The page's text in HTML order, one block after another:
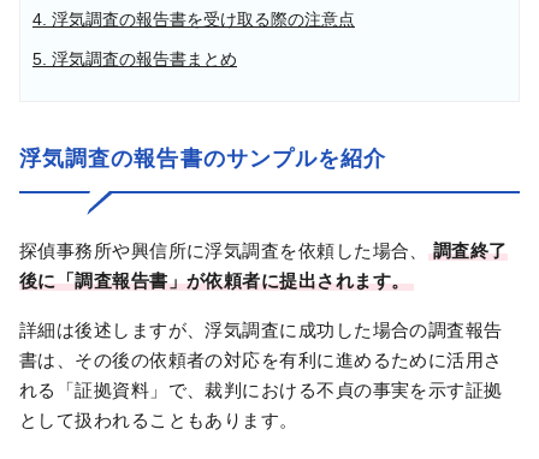
4. 浮気調査の報告書を受け取る際の注意点
5. 浮気調査の報告書まとめ
浮気調査の報告書のサンプルを紹介
探偵事務所や興信所に浮気調査を依頼した場合、
調査終了
後に「調査報告書」が依頼者に提出されます。
詳細は後述しますが、浮気調査に成功した場合の調査報告
書は、その後の依頼者の対応を有利に進めるために活用さ
れる「証拠資料」で、裁判における不貞の事実を示す証拠
として扱われることもあります。